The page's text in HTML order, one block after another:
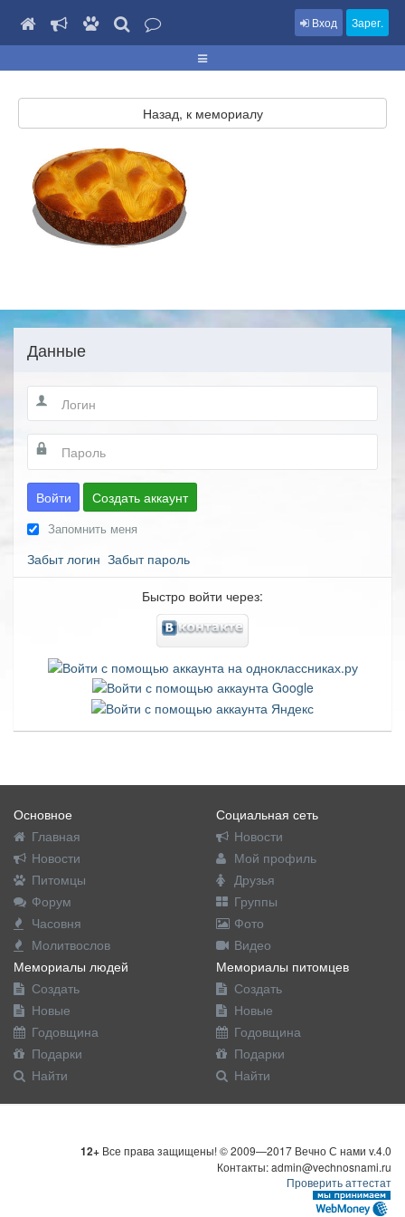
Вход Зарег.
Назад, к мемориалу
Данные
Войти Создать аккаунт
Запомнить меня
Забыт логин Забыт пароль
Быстро войти через:
Основное
Главная
Новости
Питомцы
Форум
Часовня
Молитвослов
Социальная сеть
Новости
Мой профиль
Друзья
Группы
Фото
Видео
Мемориалы людей
Создать
Новые
Годовщина
Подарки
Найти
Мемориалы питомцев
Создать
Новые
Годовщина
Подарки
Найти
12+ Все права защищены! © 2009—2017 Вечно С нами v.4.0
Контакты: admin@vechnosnami.ru
Проверить аттестат